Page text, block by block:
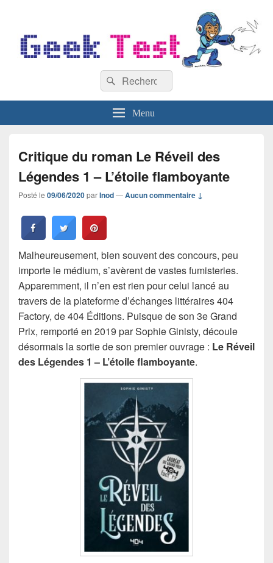
Recherche :
Rechercher
Menu
Critique du roman Le Réveil des
Légendes 1 – L’étoile flamboyante
Posté le 09/06/2020parInod—Aucun commentaire ↓
Malheureusement, bien souvent des concours, peu
importe le médium, s’avèrent de vastes fumisteries.
Apparemment, il n’en est rien pour celui lancé au
travers de la plateforme d’échanges littéraires 404
Factory, de 404 Éditions. Puisque de son 3e Grand
Prix, remporté en 2019 par Sophie Ginisty, découle
désormais la sortie de son premier ouvrage : Le Réveil
des Légendes 1 – L’étoile flamboyante.